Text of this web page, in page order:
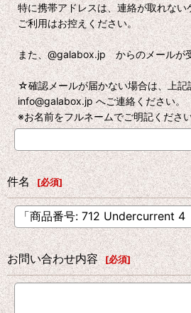
特に携帯アドレスは、連絡が取れな
ご利用はお控えください。
また、@galabox.jp からのメールが
☆確認メールが届かない場合は、上記
info@galabox.jp へご連絡ください。
※お名前をフルネームでご明記くださ
件名 [必須]
お問い合わせ内容 [必須]